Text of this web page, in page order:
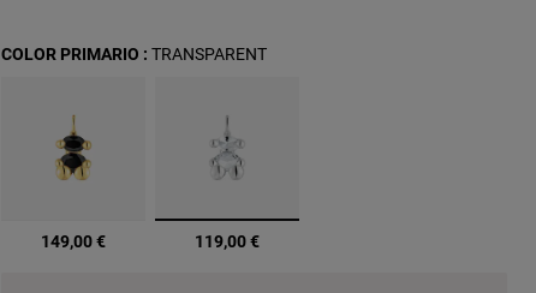
149,00 € sélectionné
119,00 €
COLOR PRIMARIO : TRANSPARENT